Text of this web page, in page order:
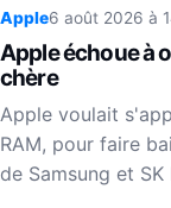
Apple6 août 2026 à
Apple échoue à
chère
Apple voulait
RAM, pour faire
de Samsung et